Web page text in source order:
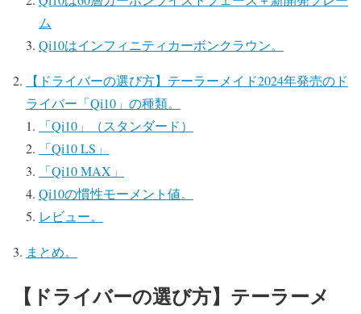
ム
Qi10はインフィニティカーボンクラウン。
【ドライバーの選び方】テーラーメイド2024年発売のド
ライバー「Qi10」の種類。
「Qi10」（スタンダード）
「Qi10 LS」
「Qi10 MAX」
Qi10の慣性モーメント値。
レビュー。
まとめ。
【ドライバーの選び方】テーラーメ